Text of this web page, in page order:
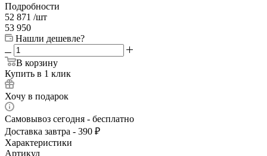
Подробности
52 871 /шт
53 950
Нашли дешевле?
В корзину
Купить в 1 клик
Хочу в подарок
Самовывоз сегодня - бесплатно
Доставка завтра - 390 ₽
Характеристики
Артикул